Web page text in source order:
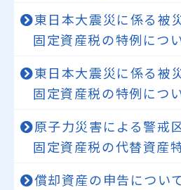
東日本大震災に係る被
固定資産税の特例につ
東日本大震災に係る被
固定資産税の特例につ
原子力災害による警戒
固定資産税の代替資産
償却資産の申告につい